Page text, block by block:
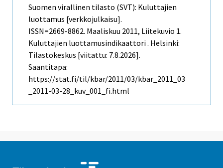
Suomen virallinen tilasto (SVT): Kuluttajien
luottamus [verkkojulkaisu].
ISSN=2669-8862. Maaliskuu 2011, Liitekuvio 1.
Kuluttajien luottamusindikaattori . Helsinki:
Tilastokeskus [viitattu: 7.8.2026].
Saantitapa:
https://stat.fi/til/kbar/2011/03/kbar_2011_03
_2011-03-28_kuv_001_fi.html